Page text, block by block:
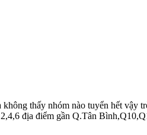
không thấy nhóm nào tuyển hết vậy
địa điểm gần Q.Tân